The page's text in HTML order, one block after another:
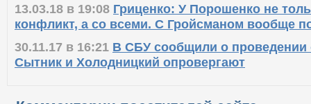
13.03.18 в 19:08 Гриценко: У Порошенко не
конфликт, а со всеми. С Гройсманом вообще
30.11.17 в 16:21 В СБУ сообщили о
Сытник и Холодницкий опровергают